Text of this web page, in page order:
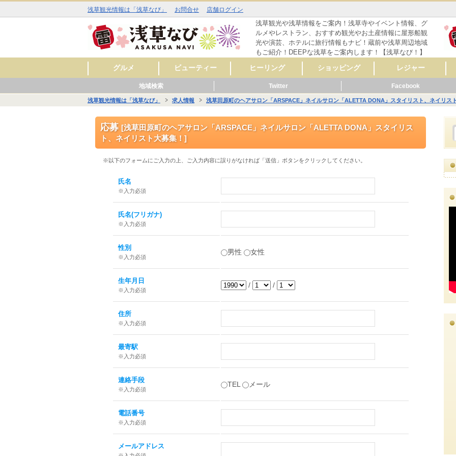
浅草観光情報は「浅草なび」 お問合せ 店舗ログイン
浅草観光や浅草情報をご案内！浅草寺やイベント情報、グ
ルメやレストラン、おすすめ観光やお土産情報に屋形船観
光や演芸、ホテルに旅行情報もナビ！蔵前や浅草周辺地域
もご紹介！DEEPな浅草をご案内します！【浅草なび！】
グルメ
アジア・エスニック
料理
カフェ・スイーツ
ファミリーレストラ
ン
ビューティー ヒーリング
リラクゼーション
リンパマッサージ
タイ式マッサージ
アロママッサージ
ショッピング
ョン
レジャー
カラオケ
占い
バッティングセンタ
ー
映画館・劇場
ライブハウス
観光スポット
動物園
遊園地
健康ランド・温泉
ゲームセンター
その他
体験
地域検索
■■ 雷門周辺 ■■ グルメ
ビューティ
ヒーリング
■■ 仲見世・浅草寺周辺 ■■ グルメ
ショッピング
レジャー
サービス
■■ 西浅草周辺 ■■ グルメ
ショッピング
スクール
サービス
■■ 花川戸周辺 ■■ グルメ
ショッピング
レジャー
サービス
■■ 観音裏周辺 ■■ グルメ
ビューティ
スクール
サービス
Twitter Facebook
浅草観光情報は「浅草なび」 求人情報 浅草田原町のヘアサロン「ARSPACE」ネイルサロン「ALETTA DONA」スタイリスト、ネイリス
応募 [浅草田原町のヘアサロン「ARSPACE」ネイルサロン「ALETTA DONA」スタイリス
ト、ネイリスト大募集！]
※以下のフォームにご入力の上、ご入力内容に誤りがなければ「送信」ボタンをクリックしてください。
氏名
※入力必須
氏名(フリガナ)
※入力必須
性別
※入力必須
男性 女性
生年月日
※入力必須
/ /
住所
※入力必須
最寄駅
※入力必須
連絡手段
※入力必須
TEL メール
電話番号
※入力必須
メールアドレス